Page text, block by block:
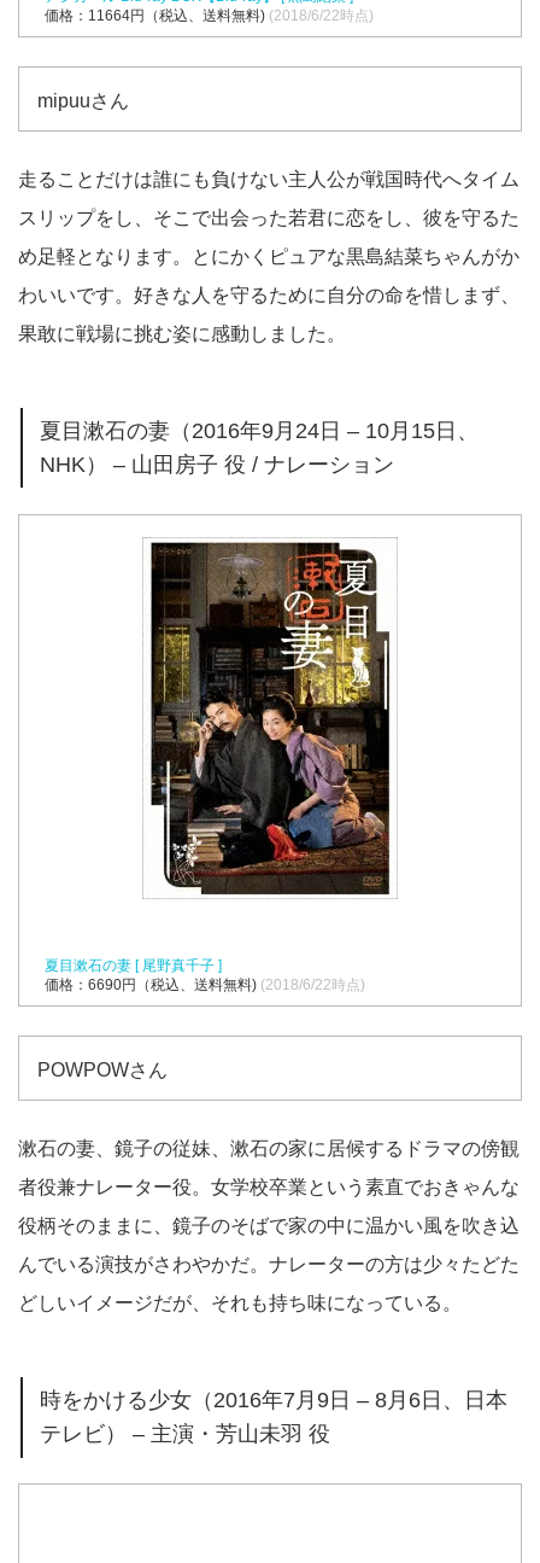
価格：11664円（税込、送料無料) (2018/6/22時点)
mipuuさん
走ることだけは誰にも負けない主人公が戦国時代へタイム
スリップをし、そこで出会った若君に恋をし、彼を守るた
め足軽となります。とにかくピュアな黒島結菜ちゃんがか
わいいです。好きな人を守るために自分の命を惜しまず、
果敢に戦場に挑む姿に感動しました。
夏目漱石の妻（2016年9月24日 – 10月15日、
NHK） – 山田房子 役 / ナレーション
夏目漱石の妻 [ 尾野真千子 ]
価格：6690円（税込、送料無料) (2018/6/22時点)
POWPOWさん
漱石の妻、鏡子の従妹、漱石の家に居候するドラマの傍観
者役兼ナレーター役。女学校卒業という素直でおきゃんな
役柄そのままに、鏡子のそばで家の中に温かい風を吹き込
んでいる演技がさわやかだ。ナレーターの方は少々たどた
どしいイメージだが、それも持ち味になっている。
時をかける少女（2016年7月9日 – 8月6日、日本
テレビ） – 主演・芳山未羽 役